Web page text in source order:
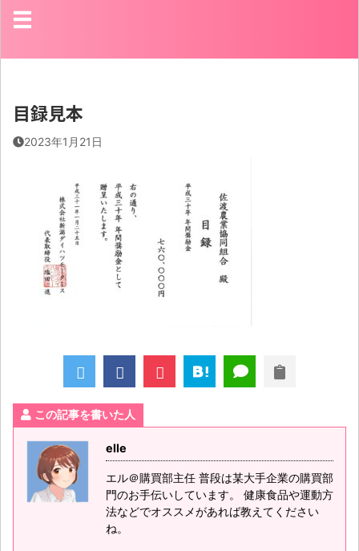
目録見本
2023年1月21日
この記事を書いた人
elle
エル＠購買部主任 普段は某大手企業の購買部
門のお手伝いしています。 健康食品や運動方
法などでオススメがあれば教えてください
ね。